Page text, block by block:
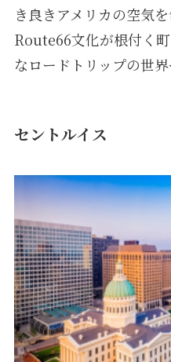
き良きアメリカの空気
Route66文化が根付く
なロードトリップの世
セントルイス